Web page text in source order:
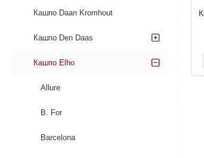
Кашпо Daan Kromhout
Кашпо Den Daas
Кашпо Elho
Allure
B. For
Barcelona
Round
Купить
Кашпо Pure® Round
Купить